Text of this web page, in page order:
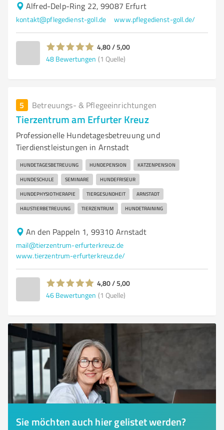
Alfred-Delp-Ring 22, 99087 Erfurt
kontakt@pflegedienst-goll.de www.pflegedienst-goll.de/
4,80 / 5,00
48 Bewertungen (1 Quelle)
5 Betreuungs- & Pflegeeinrichtungen
Tierzentrum am Erfurter Kreuz
Professionelle Hundetagesbetreuung und
Tierdienstleistungen in Arnstadt
HUNDETAGESBETREUUNG HUNDEPENSION KATZENPENSION
HUNDESCHULE SEMINARE HUNDEFRISEUR
HUNDEPHYSIOTHERAPIE TIERGESUNDHEIT ARNSTADT
HAUSTIERBETREUUNG TIERZENTRUM HUNDETRAINING
An den Pappeln 1, 99310 Arnstadt
mail@tierzentrum-erfurterkreuz.de
www.tierzentrum-erfurterkreuz.de/
4,80 / 5,00
46 Bewertungen (1 Quelle)
Sie möchten auch hier gelistet werden?